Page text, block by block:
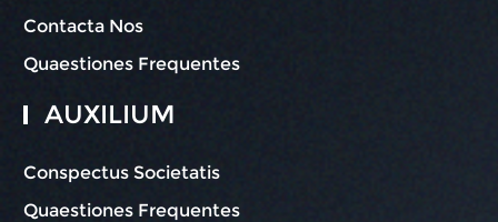
Contacta Nos
Quaestiones Frequentes
AUXILIUM
Conspectus Societatis
Quaestiones Frequentes